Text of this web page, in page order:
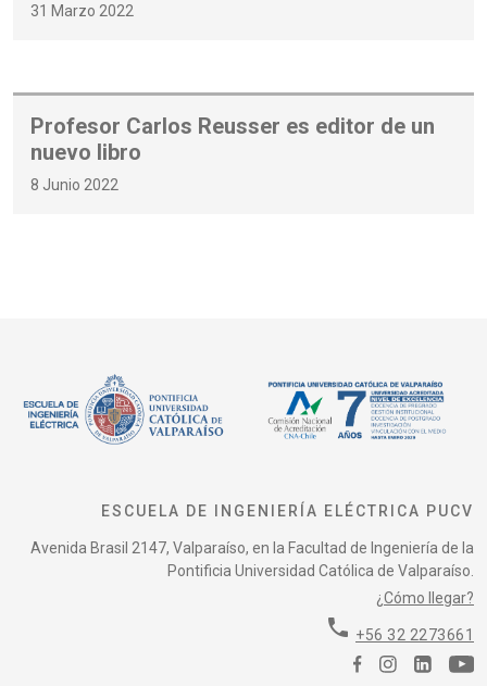
31 Marzo 2022
Profesor Carlos Reusser es editor de un
nuevo libro
8 Junio 2022
ESCUELA DE INGENIERÍA ELÉCTRICA PUCV
Avenida Brasil 2147, Valparaíso, en la Facultad de Ingeniería de la
Pontificia Universidad Católica de Valparaíso.
¿Cómo llegar?
phone +56 32 2273661